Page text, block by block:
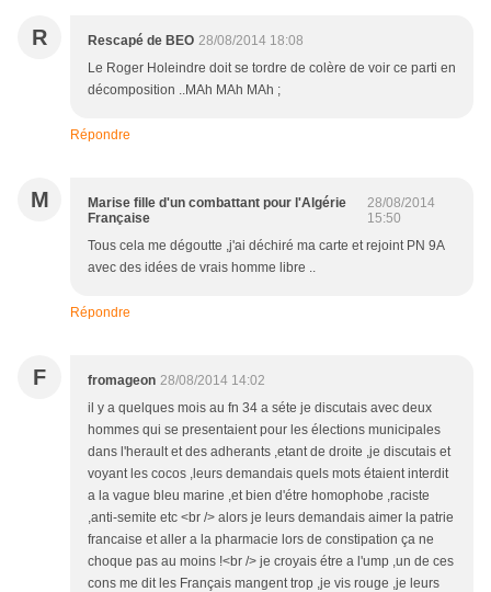
R Rescapé de BEO 28/08/2014 18:08
Le Roger Holeindre doit se tordre de colère de voir ce parti en
décomposition ..MAh MAh MAh ;
Répondre
M
Marise fille d'un combattant pour l'Algérie
Française
28/08/2014
15:50
Tous cela me dégoutte ,j'ai déchiré ma carte et rejoint PN 9A
avec des idées de vrais homme libre ..
Répondre
F fromageon 28/08/2014 14:02
il y a quelques mois au fn 34 a séte je discutais avec deux
hommes qui se presentaient pour les élections municipales
dans l'herault et des adherants ,etant de droite ,je discutais et
voyant les cocos ,leurs demandais quels mots étaient interdit
a la vague bleu marine ,et bien d'étre homophobe ,raciste
,anti-semite etc <br /> alors je leurs demandais aimer la patrie
francaise et aller a la pharmacie lors de constipation ça ne
choque pas au moins !<br /> je croyais étre a l'ump ,un de ces
cons me dit les Français mangent trop ,je vis rouge ,je leurs